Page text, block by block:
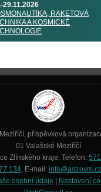
29.11.2026
RAKETOVÁ
A KOSMICKÉ
příspěvková
01 Valašské Meziříčí
Zlínského kraje. Telefon:
134, E-mail: info@astrovm.cz
osobní údaje
Nastavení